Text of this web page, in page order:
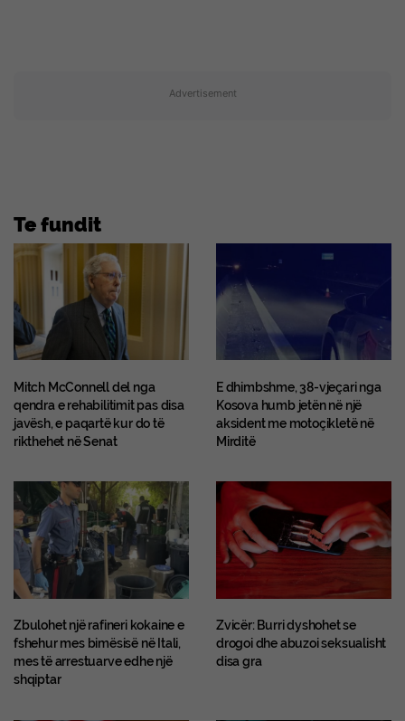
Advertisement
Te fundit
Mitch McConnell del nga
qendra e rehabilitimit pas disa
javësh, e paqartë kur do të
rikthehet në Senat
E dhimbshme, 38-vjeçari nga
Kosova humb jetën në një
aksident me motoçikletë në
Mirditë
Zbulohet një rafineri kokaine e
fshehur mes bimësisë në Itali,
mes të arrestuarve edhe një
shqiptar
Zvicër: Burri dyshohet se
drogoi dhe abuzoi seksualisht
disa gra